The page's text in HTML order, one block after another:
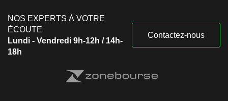
NOS EXPERTS À VOTRE
ÉCOUTE
Lundi - Vendredi 9h-12h / 14h-
18h
Contactez-nous